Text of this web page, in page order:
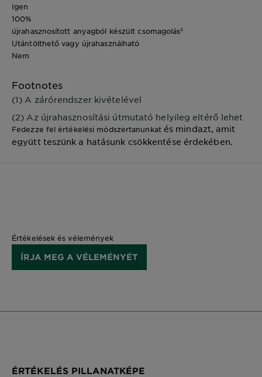
Igen
100%
újrahasznosított anyagból készült csomagolás²
Utántölthető vagy újrahasználható
Nem
Footnotes
(1) A zárórendszer kivételével
(2) Az újrahasznosítási útmutató helyileg eltérő lehet
Fedezze fel értékelési módszertanunkatés mindazt, amit
együtt teszünk a hatásunk csökkentése érdekében.
Értékelések és vélemények
ÍRJA MEG A VÉLEMÉNYÉT
ÉRTÉKELÉS PILLANATKÉPE